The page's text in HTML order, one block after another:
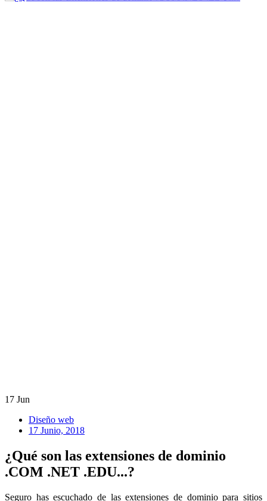
17 Jun
Diseño web
17 Junio, 2018
¿Qué son las extensiones de dominio
.COM .NET .EDU...?
Seguro has escuchado de las extensiones de dominio para sitios